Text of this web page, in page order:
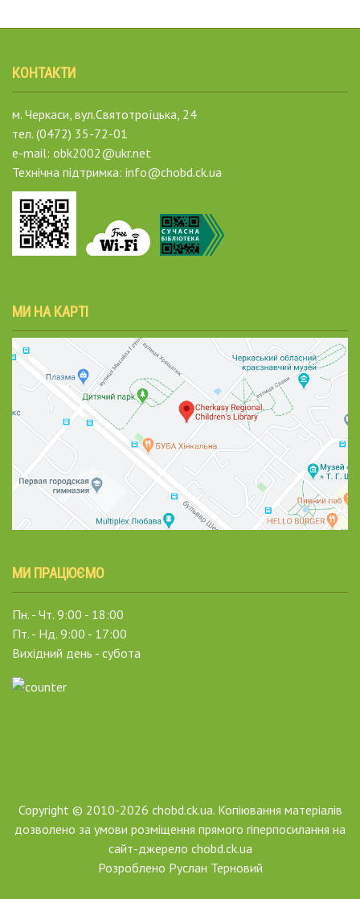
КОНТАКТИ
м. Черкаси, вул.Святотроїцька, 24
тел. (0472) 35-72-01
e-mail: obk2002@ukr.net
Технічна підтримка: info@chobd.ck.ua
МИ НА КАРТІ
МИ ПРАЦЮЄМО
Пн. - Чт. 9:00 - 18:00
Пт. - Нд. 9:00 - 17:00
Вихідний день - субота
Copyright © 2010-2026 chobd.ck.ua. Копіювання матеріалів
дозволено за умови розміщення прямого гіперпосилання на
сайт-джерело chobd.ck.ua
Розроблено Руслан Терновий